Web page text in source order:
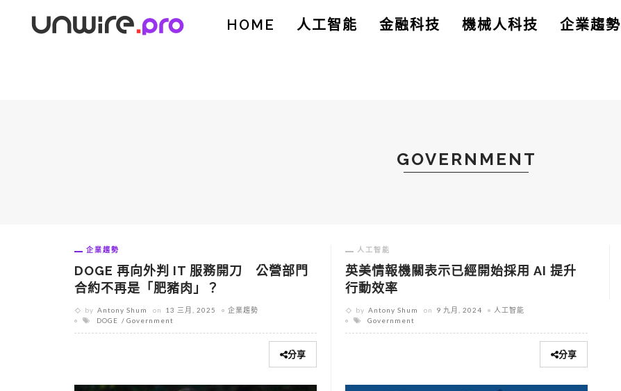
HOME 人工智能 金融科技 機械人科技 企業趨勢
GOVERNMENT
企業趨勢
DOGE 再向外判 IT 服務開刀 公營部門
合約不再是「肥豬肉」？
by Antony Shum on 13 三月, 2025
企業趨勢
DOGE
Government
分享
人工智能
英美情報機關表示已經開始採用 AI 提升
行動效率
by Antony Shum on 9 九月, 2024
人工智能
Government
分享